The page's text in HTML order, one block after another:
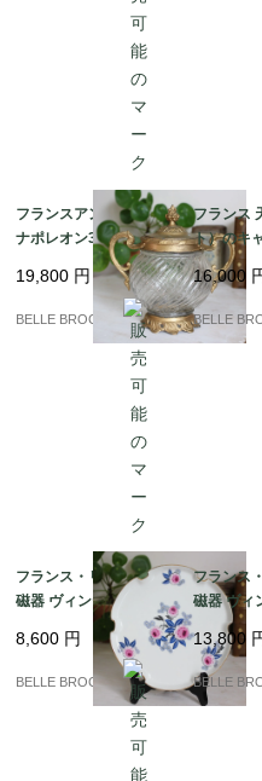
フランスアンティーク
ナポレオン3世様式 モ
ールガラスのシュガー
ポット / ボンボニエー
ル 貴婦人の小物入れ｜
フランス発送（到着ま
19,800 円
BELLE BROCANTE
フランス
ト）のキ
ンド ペア
鍮製 ロコ
フランス
で2-3週間
16,000
BELLE
フランス・リモージュ
磁器 ヴィンテージ ｜フ
ランス発送（到着まで2
-3週間）
8,600 円
BELLE BROCANTE
フランス
磁器 ヴィ
ポティエ
台皿 ピン
moges
ンス発送
13,800
BELLE